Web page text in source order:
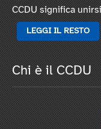
CCDU significa
LEGGI IL RESTO
Chi è il CCDU